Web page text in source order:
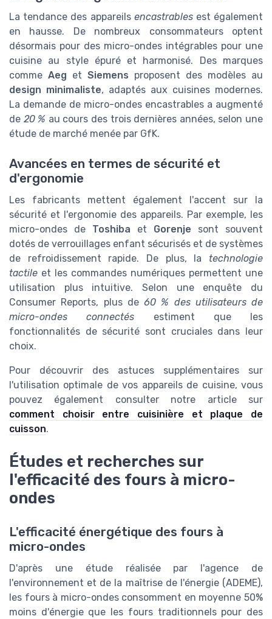
La tendance des appareils encastrablesest également
en hausse. De nombreux consommateurs optent
désormais pour des micro-ondes intégrables pour une
cuisine au style épuré et harmonisé. Des marques
comme Aeg et Siemens proposent des modèles au
design minimaliste, adaptés aux cuisines modernes.
La demande de micro-ondes encastrables a augmenté
de 20 % au cours des trois dernières années, selon une
étude de marché menée par GfK.
Avancées en termes de sécurité et
d'ergonomie
Les fabricants mettent également l'accent sur la
sécurité et l'ergonomie des appareils. Par exemple, les
micro-ondes de Toshiba et Gorenje sont souvent
dotés de verrouillages enfant sécurisés et de systèmes
de refroidissement rapide. De plus, la technologie
tactile et les commandes numériques permettent une
utilisation plus intuitive. Selon une enquête du
Consumer Reports, plus de 60 % des utilisateurs de
micro-ondes connectés estiment que les
fonctionnalités de sécurité sont cruciales dans leur
choix.
Pour découvrir des astuces supplémentaires sur
l'utilisation optimale de vos appareils de cuisine, vous
pouvez également consulter notre article sur
comment choisir entre cuisinière et plaque de
cuisson.
Études et recherches sur
l'efficacité des fours à micro-
ondes
L'efficacité énergétique des fours à
micro-ondes
D'après une étude réalisée par l'agence de
l'environnement et de la maîtrise de l'énergie (ADEME),
les fours à micro-ondes consomment en moyenne 50%
moins d'énergie que les fours traditionnels pour des